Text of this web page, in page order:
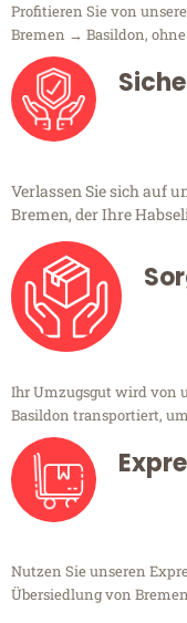
Profitieren Sie von
Bremen → Basildon,
Verlassen Sie sich auf
Bremen, der Ihre
Ihr Umzugsgut wird von
Basildon transportiert,
Nutzen Sie unseren
Übersiedlung von